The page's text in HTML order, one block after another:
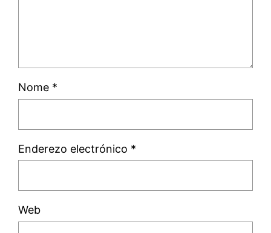
Nome *
Enderezo electrónico *
Web